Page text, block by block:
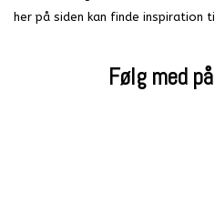
her på siden kan finde inspiration
Følg med